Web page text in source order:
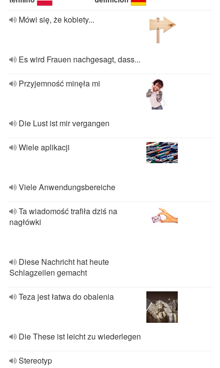
Mówi się, że kobiety...
Es wird Frauen nachgesagt, dass...
Przyjemność minęła mi
Die Lust ist mir vergangen
Wiele aplikacji
Viele Anwendungsbereiche
Ta wiadomość trafiła dziś na
nagłówki
Diese Nachricht hat heute
Schlagzeilen gemacht
Teza jest łatwa do obalenia
Die These ist leicht zu wiederlegen
Stereotyp